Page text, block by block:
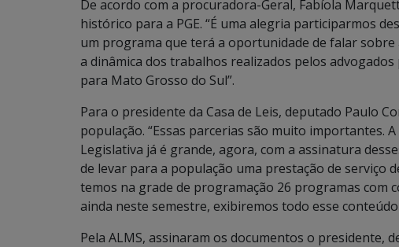
De acordo com a procuradora-Geral, Fabíola
histórico para a PGE. “É uma alegria participarmos
um programa que terá a oportunidade de falar
a dinâmica dos trabalhos realizados pelos advogados
para Mato Grosso do Sul”.
Para o presidente da Casa de Leis, deputado Paulo
população. “Essas parcerias são muito importantes.
Legislativa já é grande, agora, com a assinatura
de levar para a população uma prestação de serviço
temos na grade de programação 26 programas com
ainda neste semestre, exibiremos todo esse
Pela ALMS, assinaram os documentos o presidente,